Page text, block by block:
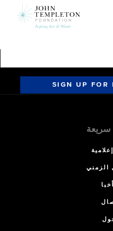
SIGN UP FOR
سريعة
الزمني